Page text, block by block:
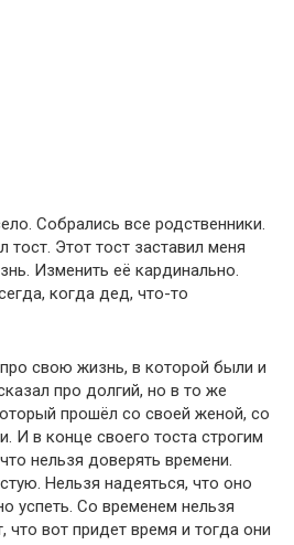
Собрались все родственники.
Этот тост заставил меня
Изменить её кардинально.
когда дед, что-то
свою жизнь, в которой были и
про долгий, но в то же
прошёл со своей женой, со
И в конце своего тоста строгим
нельзя доверять времени.
Нельзя надеяться, что оно
успеть. Со временем нельзя
что вот придет время и тогда они